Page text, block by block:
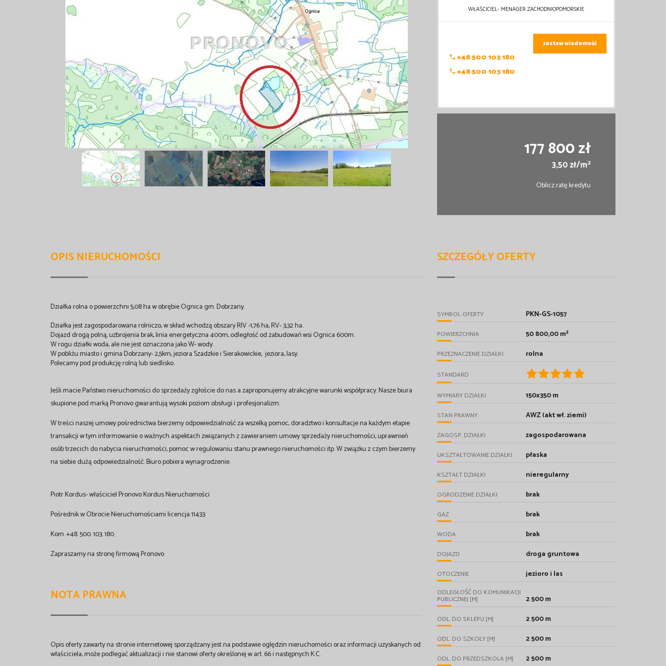
WŁAŚCICIEL- MENAGER ZACHODNIOPOMORSKIE
+48 500 103 180
+48 500 103 180
zostaw wiadomość
177 800 zł
3,50 zł/m2
Oblicz ratę kredytu
OPIS NIERUCHOMOŚCI
Działka rolna o powierzchni 5,08 ha w obrębie Ognica gm. Dobrzany.
Działka jest zagospodarowana rolniczo, w skład wchodzą obszary RIV -1,76 ha, RV- 3,32 ha..
Dojazd drogą polną, uzbrojenia brak, linia energetyczna 400m, odległość od zabudowań wsi Ognica 600m.
W rogu działki woda, ale nie jest oznaczona jako W- wody.
W pobliżu miasto i gmina Dobrzany- 2,5km, jeziora Szadzkie i Sierakowickie, jeziora, lasy.
Polecamy pod produkcję rolną lub siedlisko.
Jeśli macie Państwo nieruchomości do sprzedaży zgłoście do nas a zaproponujemy atrakcyjne warunki współpracy. Nasze biura
skupione pod marką Pronovo gwarantują wysoki poziom obsługi i profesjonalizm.
W treści naszej umowy pośrednictwa bierzemy odpowiedzialność za wszelką pomoc, doradztwo i konsultacje na każdym etapie
transakcji w tym informowanie o ważnych aspektach związanych z zawieraniem umowy sprzedaży nieruchomości, uprawnień
osób trzecich do nabycia nieruchomości, pomoc w regulowaniu stanu prawnego nieruchomości itp. W związku z czym bierzemy
na siebie dużą odpowiedzialność. Biuro pobiera wynagrodzenie.
Piotr Kordus- właściciel Pronovo Kordus Nieruchomości
Pośrednik w Obrocie Nieruchomościami licencja 11433
Kom. +48. 500. 103. 180.
Zapraszamy na stronę firmową Pronovo
NOTA PRAWNA
Opis oferty zawarty na stronie internetowej sporządzany jest na podstawie oględzin nieruchomości oraz informacji uzyskanych od
właściciela, może podlegać aktualizacji i nie stanowi oferty określonej w art. 66 i następnych K.C.
SZCZEGÓŁY OFERTY
SYMBOL OFERTY PKN-GS-1057
POWIERZCHNIA 50 800,00 m²
PRZEZNACZENIE DZIAŁKI rolna
STANDARD
WYMIARY DZIAŁKI 150x350 m
STAN PRAWNY AWZ (akt wł. ziemi)
ZAGOSP. DZIAŁKI zagospodarowana
UKSZTAŁTOWANIE DZIAŁKI płaska
KSZTAŁT DZIAŁKI nieregularny
OGRODZENIE DZIAŁKI brak
GAZ brak
WODA brak
DOJAZD droga gruntowa
OTOCZENIE jezioro i las
ODLEGŁOŚĆ DO KOMUNIKACJI
PUBLICZNEJ [M] 2 500 m
ODL. DO SKLEPU [M] 2 500 m
ODL. DO SZKOŁY [M] 2 500 m
ODL. DO PRZEDSZKOLA [M] 2 500 m